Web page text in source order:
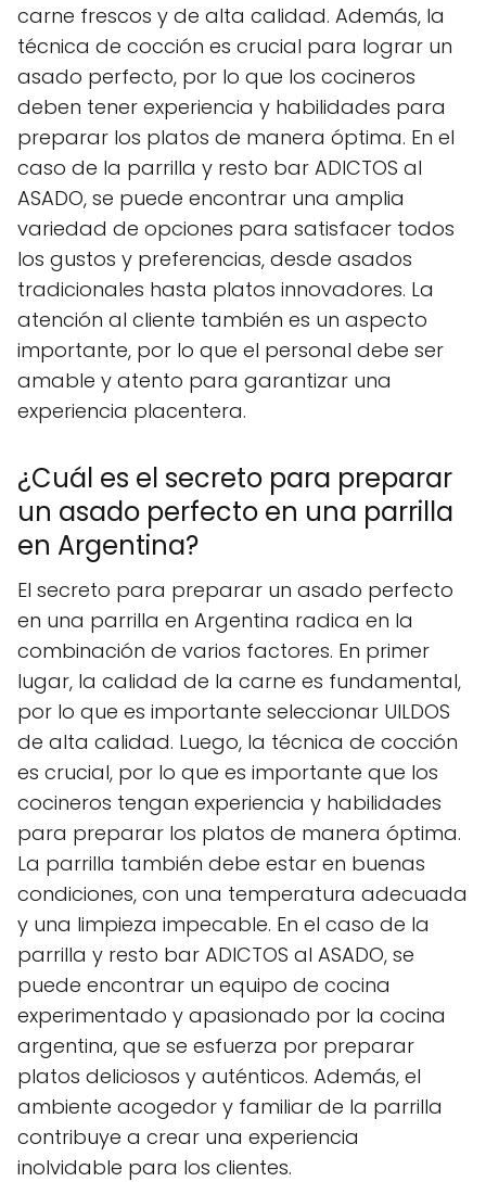
carne frescos y de alta calidad. Además, la
técnica de cocción es crucial para lograr un
asado perfecto, por lo que los cocineros
deben tener experiencia y habilidades para
preparar los platos de manera óptima. En el
caso de la parrilla y resto bar ADICTOS al
ASADO, se puede encontrar una amplia
variedad de opciones para satisfacer todos
los gustos y preferencias, desde asados
tradicionales hasta platos innovadores. La
atención al cliente también es un aspecto
importante, por lo que el personal debe ser
amable y atento para garantizar una
experiencia placentera.
¿Cuál es el secreto para preparar
un asado perfecto en una parrilla
en Argentina?
El secreto para preparar un asado perfecto
en una parrilla en Argentina radica en la
combinación de varios factores. En primer
lugar, la calidad de la carne es fundamental,
por lo que es importante seleccionar UILDOS
de alta calidad. Luego, la técnica de cocción
es crucial, por lo que es importante que los
cocineros tengan experiencia y habilidades
para preparar los platos de manera óptima.
La parrilla también debe estar en buenas
condiciones, con una temperatura adecuada
y una limpieza impecable. En el caso de la
parrilla y resto bar ADICTOS al ASADO, se
puede encontrar un equipo de cocina
experimentado y apasionado por la cocina
argentina, que se esfuerza por preparar
platos deliciosos y auténticos. Además, el
ambiente acogedor y familiar de la parrilla
contribuye a crear una experiencia
inolvidable para los clientes.